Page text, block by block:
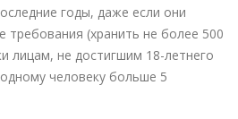
годы, даже если они
(хранить не более 500
лицам, не достигшим 18-летнего
человеку больше 5